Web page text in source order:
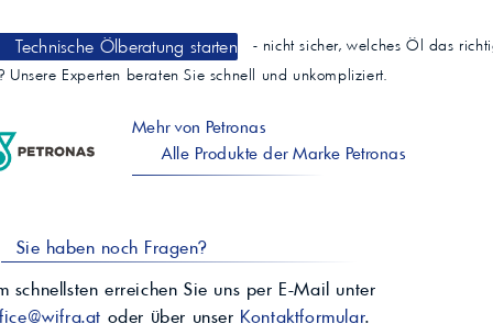
Technische Ölberatung starten
- nicht sicher, welches Öl das
Unsere Experten beraten Sie schnell und unkompliziert.
Mehr von Petronas
Alle Produkte der Marke Petronas
Sie haben noch Fragen?
schnellsten erreichen Sie uns per E-Mail unter
oder über unser Kontaktformular.